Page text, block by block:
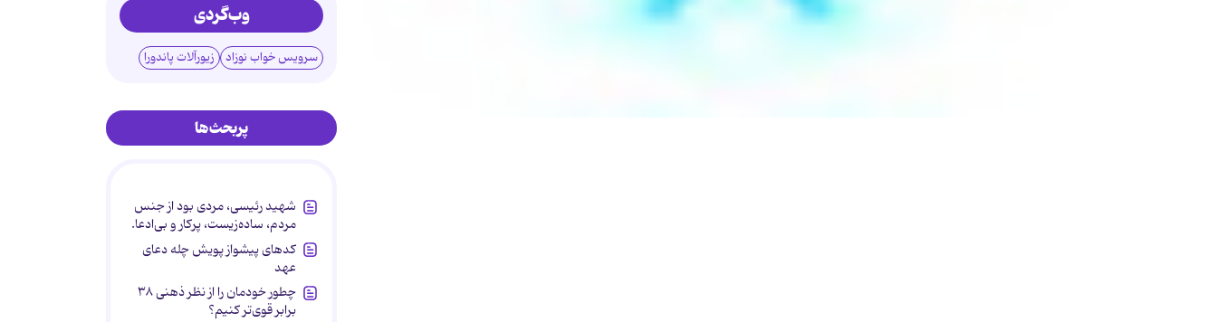
وب‌گردی
سرویس خواب نوزاد زیورآلات پاندورا
پربحث‌ها
شهید رئیسی، مردی بود از جنس
مردم، ساده‌زیست، پرکار و بی‌ادعا.
کدهای پیشواز پویش چله دعای
عهد
چطور خودمان را از نظر ذهنی ۳۸
برابر قوی‌تر کنیم؟